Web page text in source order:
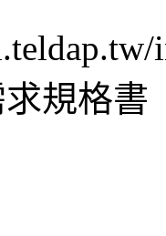
規格書